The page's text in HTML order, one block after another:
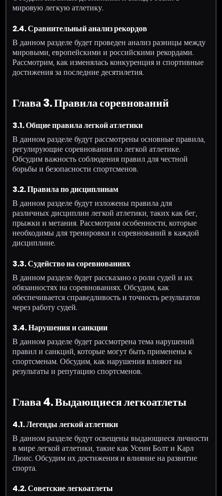
мировую легкую атлетику.
2.4. Сравнительный анализ рекордов
В данном разделе будет проведен анализ разницы между
мировыми, европейскими и российскими рекордами.
Рассмотрим, как изменялась конкуренция и спортивные
достижения за последние десятилетия.
Глава 3. Правила соревнований
3.1. Общие правила легкой атлетики
В данном разделе будут рассмотрены основные правила,
регулирующие соревнования по легкой атлетике.
Обсудим важность соблюдения правил для честной
борьбы и безопасности спортсменов.
3.2. Правила по дисциплинам
В данном разделе будут изложены правила для
различных дисциплин легкой атлетики, таких как бег,
прыжки и метания. Рассмотрим особенности, которые
необходимы для тренировки и соревнований в каждой
дисциплине.
3.3. Судейство на соревнованиях
В данном разделе будет рассказано о роли судей и их
обязанностях на соревнованиях. Обсудим, как
обеспечивается справедливость и точность результатов
через работу судей.
3.4. Нарушения и санкции
В данном разделе будет рассмотрена тема нарушений
правил и санкций, которые могут быть применены к
спортсменам. Обсудим, как нарушения влияют на
результаты и репутацию спортсменов.
Глава 4. Выдающиеся легкоатлеты
4.1. Легенды легкой атлетики
В данном разделе будут освещены выдающиеся личности
в мире легкой атлетики, такие как Усеин Болт и Карл
Люис. Обсудим их достижения и влияние на развитие
спорта.
4.2. Советские легкоатлеты